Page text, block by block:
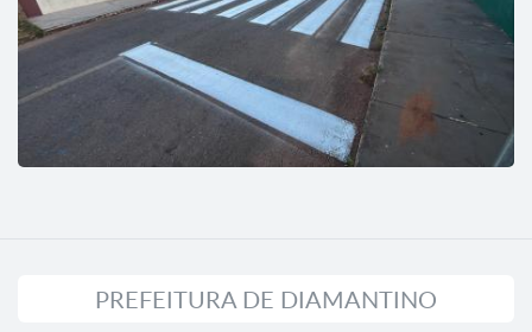
PREFEITURA DE DIAMANTINO